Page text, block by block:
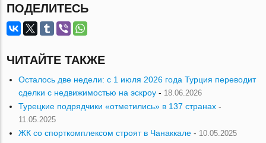
ПОДЕЛИТЕСЬ
ЧИТАЙТЕ ТАКЖЕ
Осталось две недели: с 1 июля 2026 года Турция переводит
сделки с недвижимостью на эскроу - 18.06.2026
Турецкие подрядчики «отметились» в 137 странах -
11.05.2025
ЖК со спорткомплексом строят в Чанаккале - 10.05.2025